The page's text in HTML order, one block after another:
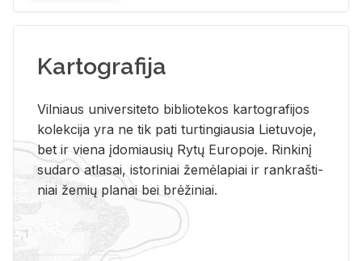
Kartografija
Vil­niaus uni­ver­si­te­to bi­b­lio­te­kos kar­to­gra­fi­jos
ko­lek­ci­ja yra ne tik pati tur­tin­giau­sia Lie­tu­vo­je,
bet ir vie­na įdo­miau­sių Rytų Eu­ro­po­je. Rin­ki­nį
su­da­ro at­la­sai, is­to­ri­niai že­mė­la­piai ir rank­raš­ti­
niai že­mių pla­nai bei brė­ži­niai.